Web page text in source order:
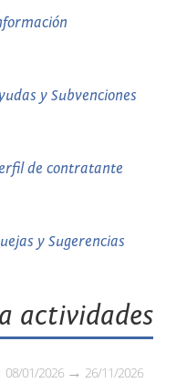
y Subvenciones
de contratante
y Sugerencias
actividades
08/01/2026 26/11/2026